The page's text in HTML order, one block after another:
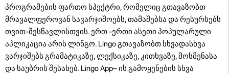
პროგრამების ფართო სპექტრი, რომელიც გთავაზობთ
მრავალფეროვან სავარჯიშოებს, თამაშებსა და რესურსებს
თვით-შესწავლისთვის. ერთ -ერთი ასეთი პოპულარული
აპლიკაცია არის ლინგო. Lingo გთავაზობთ სხვადასხვა
ვარჯიშებს გრამატიკაზე, ლექსიკაზე, კითხვაზე, მოსმენასა
და საუბრის შესახებ. Lingo App– ის გამოყენების სხვა